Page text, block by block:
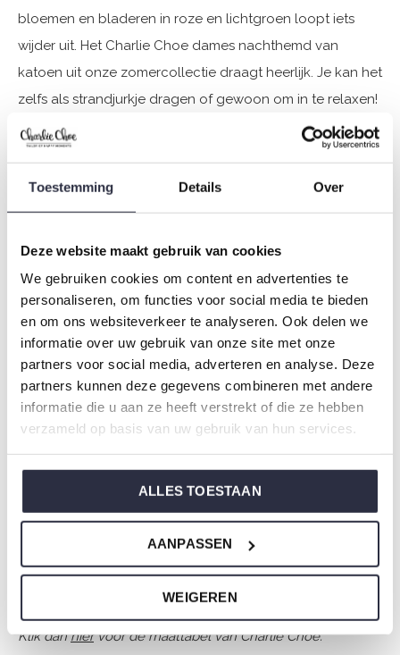
Toestemming Details Over
Deze website maakt gebruik van cookies
We gebruiken cookies om content en advertenties te
personaliseren, om functies voor social media te bieden
en om ons websiteverkeer te analyseren. Ook delen we
informatie over uw gebruik van onze site met onze
partners voor social media, adverteren en analyse. Deze
partners kunnen deze gegevens combineren met andere
informatie die u aan ze heeft verstrekt of die ze hebben
verzameld op basis van uw gebruik van hun services.
ALLES TOESTAAN
AANPASSEN
WEIGEREN
bloemen en bladeren in roze en lichtgroen loopt iets
wijder uit. Het Charlie Choe dames nachthemd van
katoen uit onze zomercollectie draagt heerlijk. Je kan het
zelfs als strandjurkje dragen of gewoon om in te relaxen!
Leuk detail van deze nachtjapon zijn de gerimpelde
stukjes bij de schouders.
Specificaties
Merk: Charlie Choe
Seizoen: Spring/Summer 2025
Thema: Fresh summer nights
Collectie: Dames
Type:Pyjama's
Geslacht: Dames
Kleur: Green
Samenstelling: 95% Cotton/ 5% Elastane
Artikelnummer: P55132-38
Weet je niet zo goed welke maat je moet kiezen van onze
Klik danhiervoor de maattabel van Charlie Choe.